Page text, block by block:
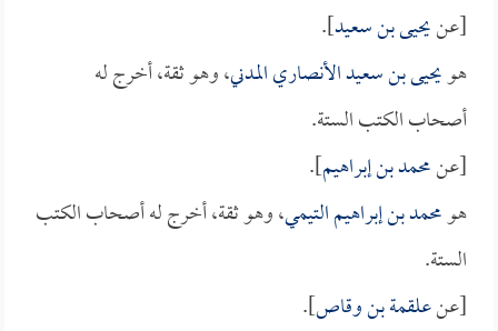
[عنيحيى بن سعيد].
هويحيى بن سعيد الأنصاري المدني، وهو ثقة، أخرج له
أصحاب الكتب الستة.
[عنمحمد بن إبراهيم].
هومحمد بن إبراهيم التيمي، وهو ثقة، أخرج له أصحاب الكتب
الستة.
[عنعلقمة بن وقاص].